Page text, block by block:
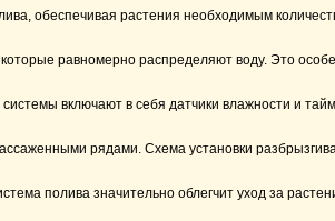
обеспечивая растения необходимым
равномерно распределяют воду. Это
включают в себя датчики влажности и
рядами. Схема установки
полива значительно облегчит уход за